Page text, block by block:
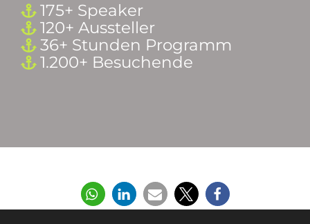
175+ Speaker
120+ Aussteller
36+ Stunden Programm
1.200+ Besuchende